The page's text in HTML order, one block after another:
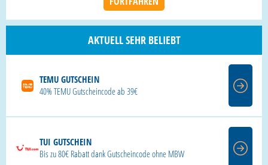
AKTUELL SEHR BELIEBT
TEMU GUTSCHEIN
40% TEMU Gutscheincode ab 39€
TUI GUTSCHEIN
Bis zu 80€ Rabatt dank Gutscheincode ohne MBW